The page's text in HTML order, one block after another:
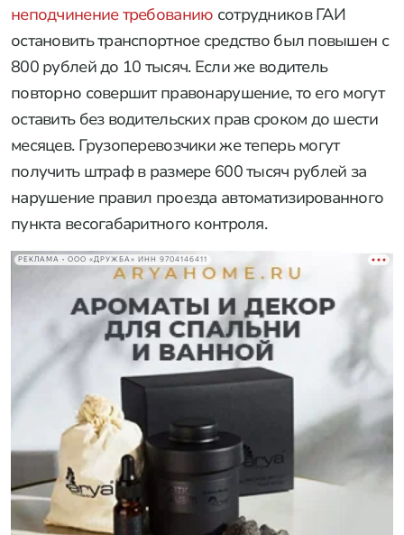
неподчинение требованию сотрудников ГАИ
остановить транспортное средство был повышен с
800 рублей до 10 тысяч. Если же водитель
повторно совершит правонарушение, то его могут
оставить без водительских прав сроком до шести
месяцев. Грузоперевозчики же теперь могут
получить штраф в размере 600 тысяч рублей за
нарушение правил проезда автоматизированного
пункта весогабаритного контроля.
РЕКЛАМА • ООО «ДРУЖБА» ИНН 9704146411